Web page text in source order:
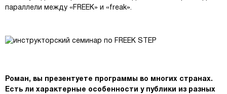
параллели между «FREEK» и «freak».
Роман, вы презентуете программы во многих странах.
Есть ли характерные особенности у публики из разных